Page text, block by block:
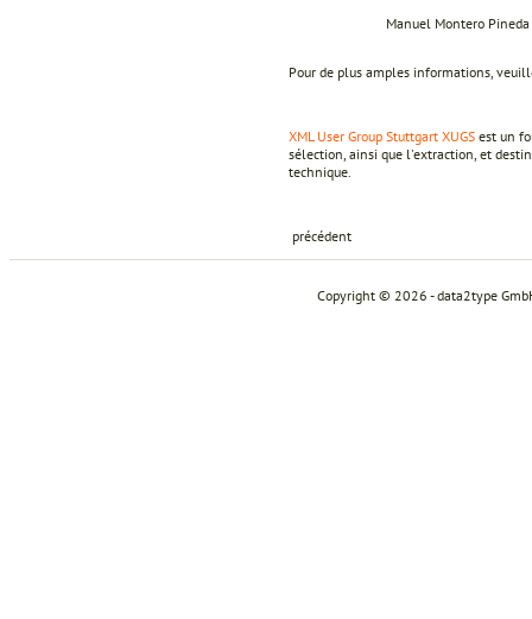
Manuel Montero Pineda
Pour de plus amples informations,
XML User Group Stuttgart XUGS est un
sélection, ainsi que l'extraction, et
technique.
précédent
Copyright © 2026 - data2type